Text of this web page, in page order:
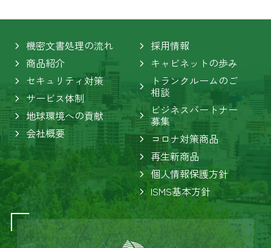
機密文書処理の流れ
商品紹介
セキュリティ対策
サービス体制
地球環境への貢献
会社概要
採用情報
キャビネットの歩み
トランクルームのご
相談
ビジネスパートナー
募集
コロナ対策商品
再生新商品
個人情報保護方針
ISMS基本方針